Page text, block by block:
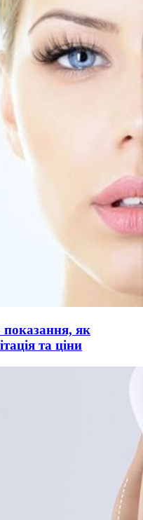
показання, як
та ціни